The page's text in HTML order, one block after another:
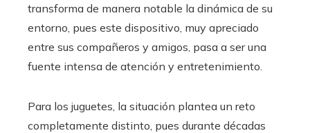
transforma de manera notable la dinámica de su
entorno, pues este dispositivo, muy apreciado
entre sus compañeros y amigos, pasa a ser una
fuente intensa de atención y entretenimiento.
Para los juguetes, la situación plantea un reto
completamente distinto, pues durante décadas